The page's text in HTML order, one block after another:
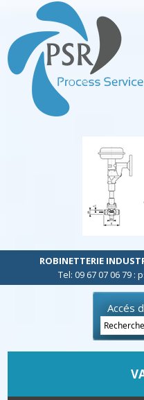
ROBINETTERIE
Tel: 09 67 07 06 79
Accés